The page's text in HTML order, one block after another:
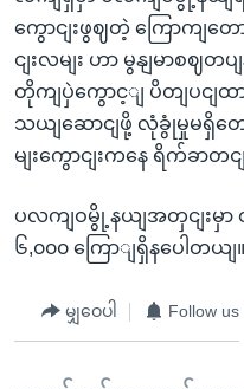
ကွောငျးဖွဈတဲ့ ကြောကျတ
ငျးလမျး ဟာ မွနျမာစဈတ
တိုကျပှဲကွောင့ျ ပိတျပငျထ
သယျဆောငျဖို့ လုံခွုံမှုမရှိ
မျးကွောငျးကနေ ရိက်ခာတင
ပလကျဝမွို့နယျအတှငျးမှာ
၆,၀၀၀ ကြောျရှိနပေါတယျ။
မျှဝေပါ Follow us